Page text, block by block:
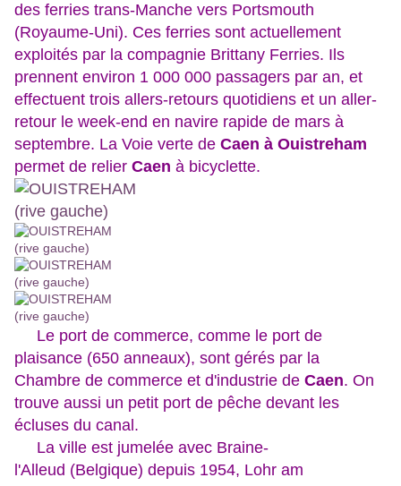
des ferries trans-Manche vers Portsmouth
(Royaume-Uni). Ces ferries sont actuellement
exploités par la compagnie Brittany Ferries. Ils
prennent environ 1 000 000 passagers par an, et
effectuent trois allers-retours quotidiens et un aller-
retour le week-end en navire rapide de mars à
septembre. La Voie verte de Caen à Ouistreham
permet de relier Caen à bicyclette.
Le port de commerce, comme le port de
plaisance (650 anneaux), sont gérés par la
Chambre de commerce et d'industrie de Caen. On
trouve aussi un petit port de pêche devant les
écluses du canal.
La ville est jumelée avec Braine-
l'Alleud (Belgique) depuis 1954, Lohr am